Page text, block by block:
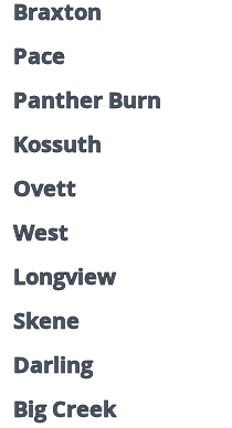
Braxton
Pace
Panther Burn
Kossuth
Ovett
West
Longview
Skene
Darling
Big Creek